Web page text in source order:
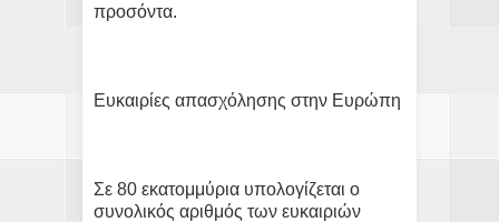
προσόντα.
Ευκαιρίες απασχόλησης στην Ευρώπη
Σε 80 εκατομμύρια υπολογίζεται ο
συνολικός αριθμός των ευκαιριών